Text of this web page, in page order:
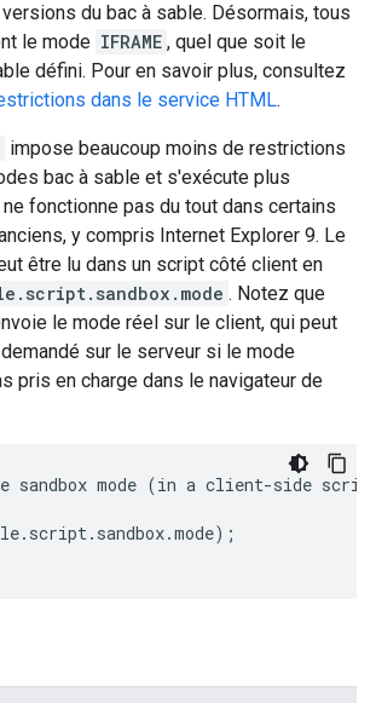
du bac à sable. Désormais, tous
le mode IFRAME , quel que soit le
défini. Pour en savoir plus, consultez
dans le service HTML.
impose beaucoup moins de restrictions
bac à sable et s'exécute plus
fonctionne pas du tout dans certains
y compris Internet Explorer 9. Le
être lu dans un script côté client en
. Notez que
le mode réel sur le client, qui peut
sur le serveur si le mode
pris en charge dans le navigateur de
sandbox mode (in a client-side